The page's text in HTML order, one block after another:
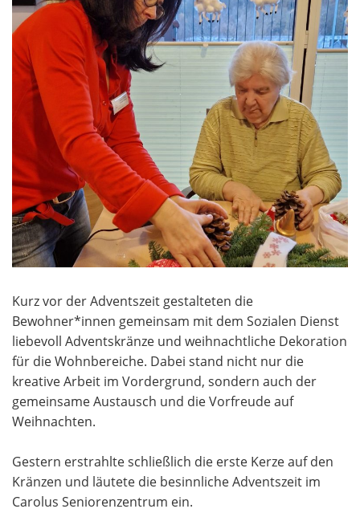
Kurz vor der Adventszeit gestalteten die
Bewohner*innen gemeinsam mit dem Sozialen Dienst
liebevoll Adventskränze und weihnachtliche Dekoration
für die Wohnbereiche. Dabei stand nicht nur die
kreative Arbeit im Vordergrund, sondern auch der
gemeinsame Austausch und die Vorfreude auf
Weihnachten.
Gestern erstrahlte schließlich die erste Kerze auf den
Kränzen und läutete die besinnlicheAdventszeit im
Carolus Seniorenzentrum ein.